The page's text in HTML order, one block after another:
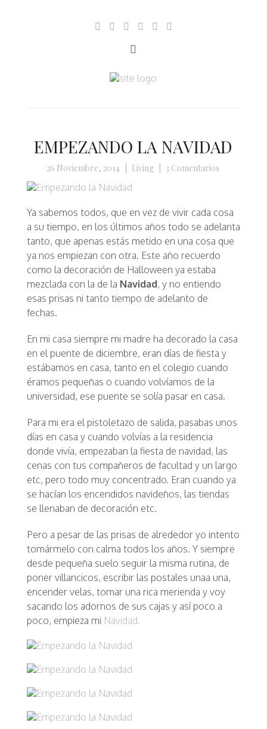
EMPEZANDO LA NAVIDAD
26 Noviembre, 2014 Living 3 Comentarios
Ya sabemos todos, que en vez de vivir cada cosa
a su tiempo, en los últimos años todo se adelanta
tanto, que apenas estás metido en una cosa que
ya nos empiezan con otra. Este año recuerdo
como la decoración de Halloween ya estaba
mezclada con la de la Navidad, y no entiendo
esas prisas ni tanto tiempo de adelanto de
fechas.
En mi casa siempre mi madre ha decorado la casa
en el puente de diciembre, eran días de fiesta y
estábamos en casa, tanto en el colegio cuando
éramos pequeñas o cuando volvíamos de la
universidad, ese puente se solía pasar en casa.
Para mi era el pistoletazo de salida, pasabas unos
días en casa y cuando volvías a la residencia
donde vivía, empezaban la fiesta de navidad, las
cenas con tus compañeros de facultad y un largo
etc, pero todo muy concentrado. Eran cuando ya
se hacían los encendidos navideños, las tiendas
se llenaban de decoración etc.
Pero a pesar de las prisas de alrededor yo intento
tomármelo con calma todos los años. Y siempre
desde pequeña suelo seguir la misma rutina, de
poner villancicos, escribir las postales unaa una,
encender velas, tomar una rica merienda y voy
sacando los adornos de sus cajas y así poco a
poco, empieza mi Navidad.